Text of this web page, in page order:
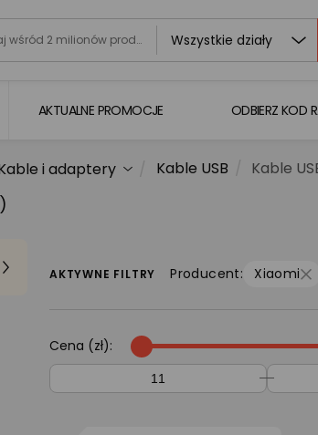
Wszystkie działy
AKTUALNE PROMOCJE ODBIERZ KOD
i adaptery Kable USB Kable
AKTYWNE FILTRY Producent: Xiaomi
Cena (zł):